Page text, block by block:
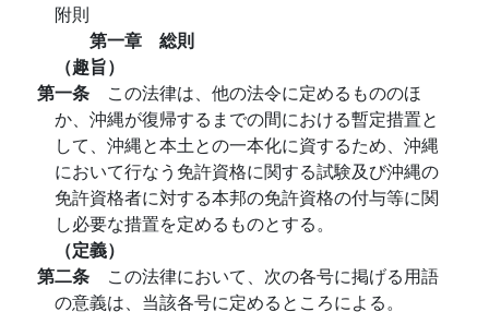
附則
第一章 総則
（趣旨）
第一条 この法律は、他の法令に定めるもののほ
か、沖縄が復帰するまでの間における暫定措置と
して、沖縄と本土との一本化に資するため、沖縄
において行なう免許資格に関する試験及び沖縄の
免許資格者に対する本邦の免許資格の付与等に関
し必要な措置を定めるものとする。
（定義）
第二条 この法律において、次の各号に掲げる用語
の意義は、当該各号に定めるところによる。